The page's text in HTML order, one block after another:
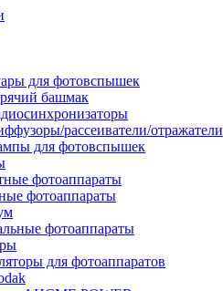
для фотовспышек
башмак
рассеиватели/отражатели
для фотовспышек
фотоаппараты
фотоаппараты
фотоаппараты
для фотоаппаратов